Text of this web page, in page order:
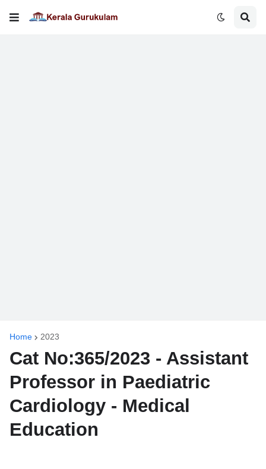
Home 2023
Cat No:365/2023 - Assistant
Professor in Paediatric
Cardiology - Medical
Education